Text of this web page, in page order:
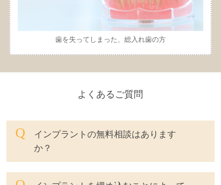
歯を失ってしまった、総入れ歯の方
よくあるご質問
インプラントの無料相談はあります
か？